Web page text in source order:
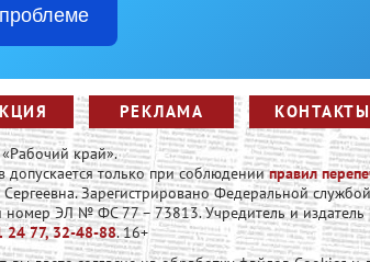
РЕКЛАМА КОНТАКТЫ
край».
допускается только при соблюденииправил
Зарегистрировано Федеральной
номер ЭЛ № ФС 77 – 73813. Учредитель и
24 77, 32-48-88. 16+